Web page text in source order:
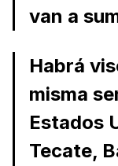
van a
Habrá
misma
Estados
Tecate,